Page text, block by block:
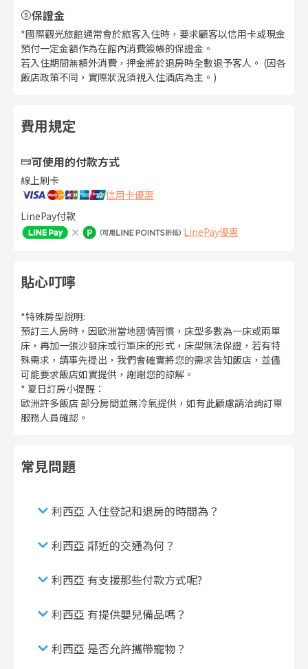
保證金
*國際觀光旅館通常會於旅客入住時，要求顧客以信用卡或現金
預付一定金額作為在館內消費簽帳的保證金。
若入住期間無額外消費，押金將於退房時全數退予客人。 (因各
飯店政策不同，實際狀況須視入住酒店為主。)
費用規定
可使用的付款方式
線上刷卡
信用卡優惠
LinePay付款
LinePay優惠
貼心叮嚀
*特殊房型說明:
預訂三人房時，因歐洲當地國情習慣，床型多數為一床或兩單
床，再加一張沙發床或行軍床的形式，床型無法保證，若有特
殊需求，請事先提出，我們會確實將您的需求告知飯店，並儘
可能要求飯店如實提供，謝謝您的諒解。
* 夏日訂房小提醒：
歐洲許多飯店 部分房間並無冷氣提供，如有此顧慮請洽詢訂單
服務人員確認。
常見問題
利西亞 入住登記和退房的時間為？
利西亞 鄰近的交通為何？
利西亞 有支援那些付款方式呢?
利西亞 有提供嬰兒備品嗎？
利西亞 是否允許攜帶寵物？